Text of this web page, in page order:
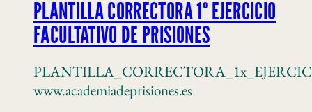
PLANTILLA CORRECTORA 1º EJERCICIO
FACULTATIVO DE PRISIONES
www.academiadeprisiones.es